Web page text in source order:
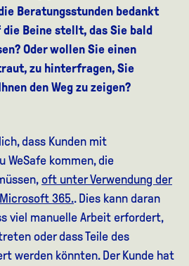
Beratungsstunden bedankt
Beine stellt, das Sie bald
Oder wollen Sie einen
zu hinterfragen, Sie
den Weg zu zeigen?
dass Kunden mit
WeSafe kommen, die
oft unter Verwendung der
365.. Dies kann daran
viel manuelle Arbeit erfordert,
oder dass Teile des
werden könnten. Der Kunde hat